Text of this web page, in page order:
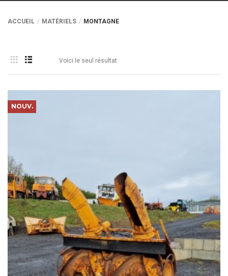
ACCUEIL MATÉRIELS MONTAGNE
Voici le seul résultat
NOUV.